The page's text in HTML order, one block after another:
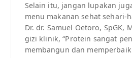
Selain itu, jangan lupakan
menu makanan sehat sehari-
Dr. dr. Samuel Oetoro, SpGK,
gizi klinik, “Protein sangat
membangun dan